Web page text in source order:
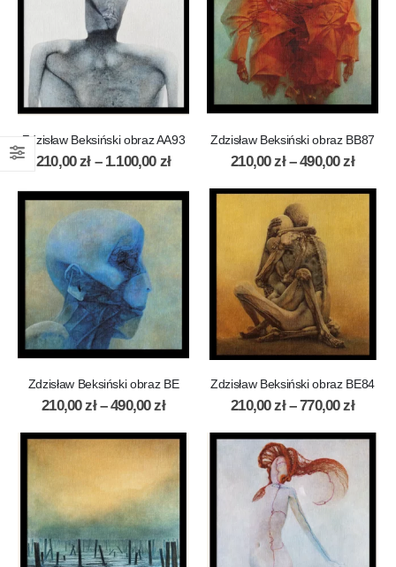
Zdzisław Beksiński obraz AA93
210,00zł – 1.100,00 zł
Zdzisław Beksiński obraz BB87
210,00zł – 490,00zł
Zdzisław Beksiński obraz BE
210,00zł – 490,00zł
Zdzisław Beksiński obraz BE84
210,00zł – 770,00zł